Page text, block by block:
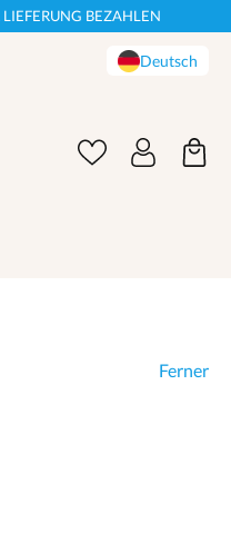
BEZAHLEN
Deutsch
Ferner